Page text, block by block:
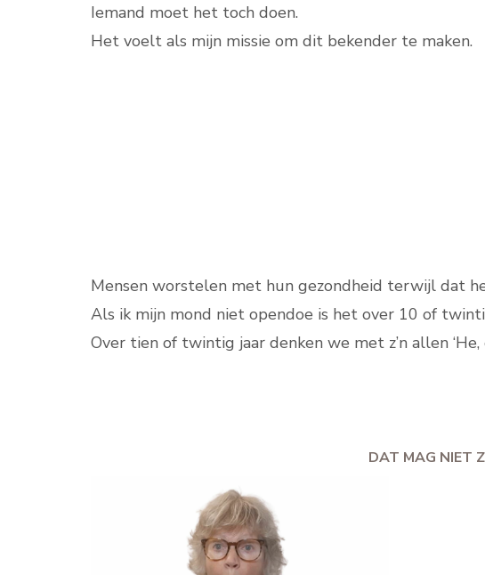
Iemand moet het toch doen.
Het voelt als mijn missie om dit bekender te maken.
Mensen worstelen met hun gezondheid terwijl dat
Als ik mijn mond niet opendoe is het over 10 of
Over tien of twintig jaar denken we met z’n allen ‘He,
DAT MAG NIET ZO ZIJN.